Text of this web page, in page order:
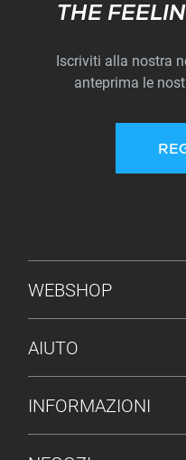
THE
Iscriviti alla nostra
anteprima le
MENU PIÈ DI PAGINA
WEBSHOP
AIUTO
INFORMAZIONI